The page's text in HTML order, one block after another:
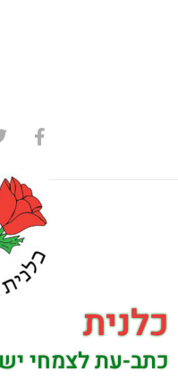
כלנית
כתב-עת לצמחי